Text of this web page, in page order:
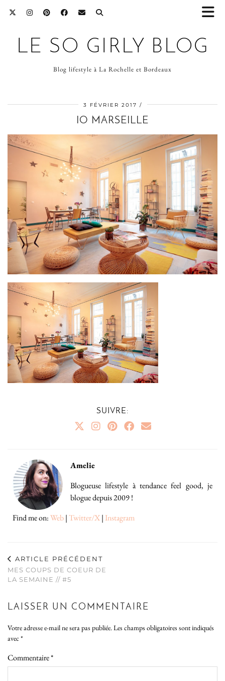
LE SO GIRLY BLOG
Blog lifestyle à La Rochelle et Bordeaux
3 FÉVRIER 2017
IO MARSEILLE
SUIVRE:
Amelie
Blogueuse lifestyle à tendance feel good, je
blogue depuis 2009 !
Find me on:Web|Twitter/X| Instagram
ARTICLE PRÉCÉDENT
MES COUPS DE COEUR DE
LA SEMAINE // #5
LAISSER UN COMMENTAIRE
Votre adresse e-mail ne sera pas publiée.Les champs obligatoires sont indiqués
avec *
Commentaire*